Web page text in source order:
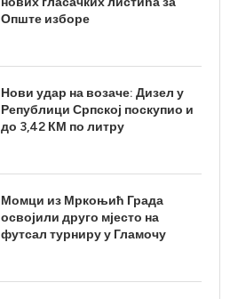
Опште изборе
Нови удар на возаче: Дизел у
Републици Српској поскупио и
до 3,42 КМ по литру
Момци из Мркоњић Града
освојили друго мјесто на
футсал турниру у Гламочу